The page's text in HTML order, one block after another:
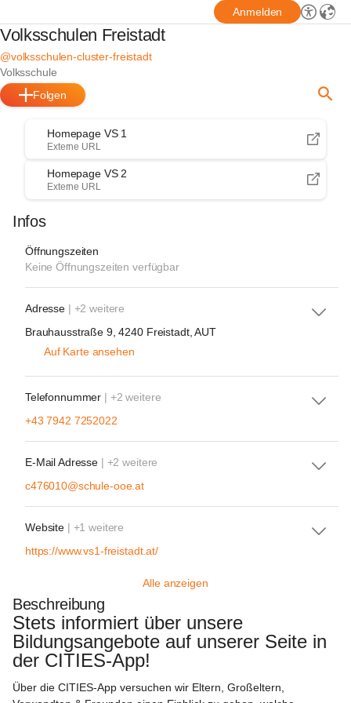
Anmelden
Volksschulen Freistadt
@volksschulen-cluster-freistadt
Volksschule
Folgen
Homepage VS 1
Externe URL
Homepage VS 2
Externe URL
Infos
Öffnungszeiten
Keine Öffnungszeiten verfügbar
Adresse | +2 weitere
Brauhausstraße 9, 4240 Freistadt, AUT
Auf Karte ansehen
Telefonnummer | +2 weitere
+43 7942 7252022
E-Mail Adresse | +2 weitere
c476010@schule-ooe.at
Website | +1 weitere
https://www.vs1-freistadt.at/
Alle anzeigen
Beschreibung
Stets informiert über unsere
Bildungsangebote auf unserer Seite in
der CITIES-App!
Über die CITIES-App versuchen wir Eltern, Großeltern,